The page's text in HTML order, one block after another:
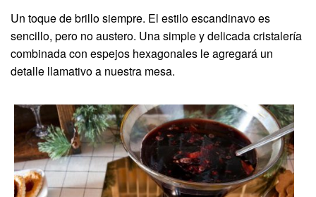
Un toque de brillo siempre. El estilo escandinavo es
sencillo, pero no austero. Una simple y delicada cristalería
combinada con espejos hexagonales le agregará un
detalle llamativo a nuestra mesa.